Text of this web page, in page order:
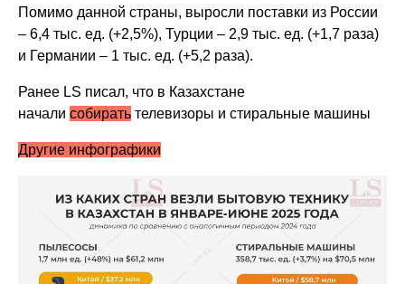
Помимо данной страны, выросли поставки из России
– 6,4 тыс. ед. (+2,5%), Турции – 2,9 тыс. ед. (+1,7 раза)
и Германии – 1 тыс. ед. (+5,2 раза).
Ранее LS писал, что в Казахстане
началисобирать телевизоры и стиральные машины
Другие инфографики